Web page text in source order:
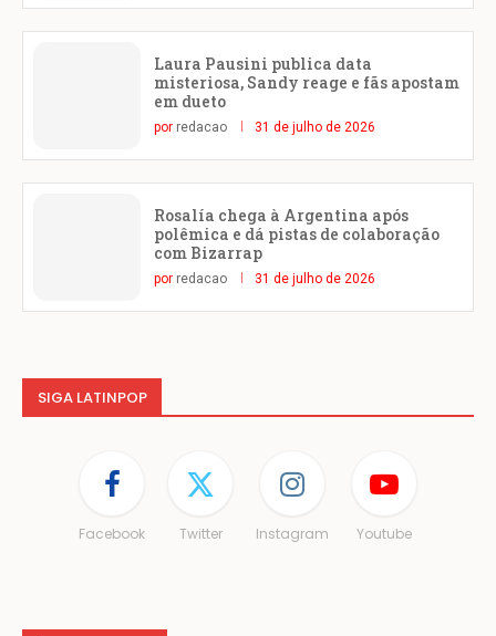
Laura Pausini publica data
misteriosa, Sandy reage e fãs apostam
em dueto
por redacao 31 de julho de 2026
Rosalía chega à Argentina após
polêmica e dá pistas de colaboração
com Bizarrap
por redacao 31 de julho de 2026
SIGA LATINPOP
Facebook Twitter Instagram Youtube